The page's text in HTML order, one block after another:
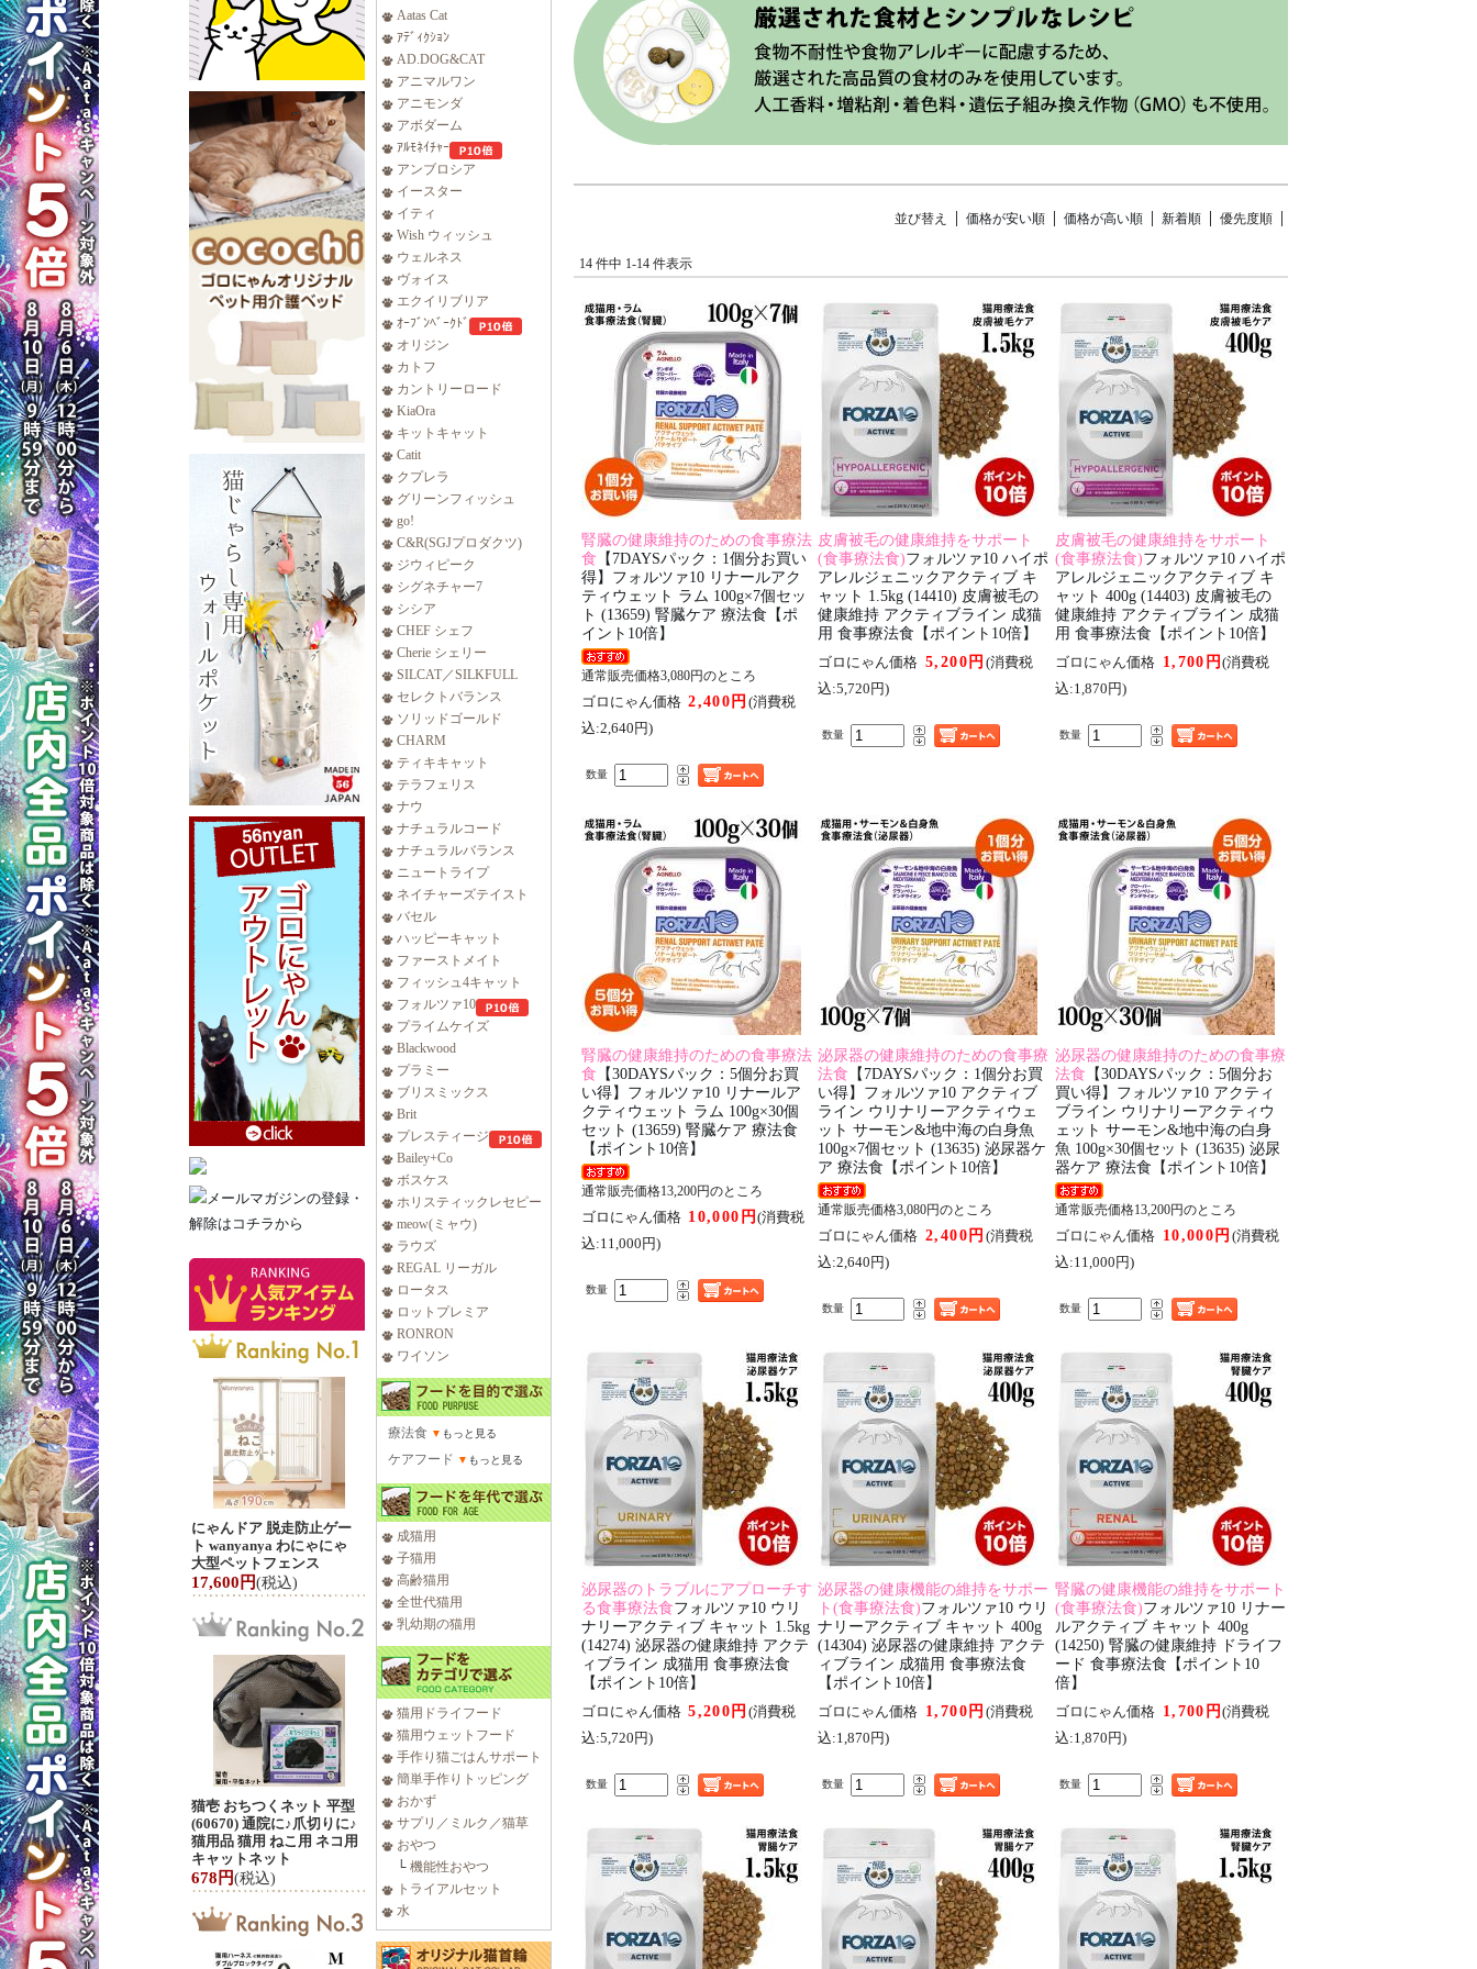
にゃんドア 脱走防止ゲー
ト wanyanya わにゃにゃ
大型ペットフェンス
17,600円(税込)
猫壱 おちつくネット 平型
(60670) 通院に♪爪切りに♪
猫用品 猫用 ねこ用 ネコ用
キャットネット
678円(税込)
Aatas Cat
ｱﾃﾞｨｸｼｮﾝ
AD.DOG&CAT
アニマルワン
アニモンダ
アボダーム
ｱﾙﾓﾈｲﾁｬｰ
アンブロシア
イースター
イティ
Wish ウィッシュ
ウェルネス
ヴォイス
エクイリブリア
ｵｰﾌﾞﾝﾍﾞｰｸﾄﾞ
オリジン
カトフ
カントリーロード
KiaOra
キットキャット
Catit
クプレラ
グリーンフィッシュ
go!
C&R(SGJプロダクツ)
ジウィピーク
シグネチャー7
シシア
CHEF シェフ
Cherie シェリー
SILCAT／SILKFULL
セレクトバランス
ソリッドゴールド
CHARM
ティキキャット
テラフェリス
ナウ
ナチュラルコード
ナチュラルバランス
ニュートライプ
ネイチャーズテイスト
バセル
ハッピーキャット
ファーストメイト
フィッシュ4キャット
フォルツァ10
プライムケイズ
Blackwood
プラミー
ブリスミックス
Brit
プレスティージ
Bailey+Co
ボスケス
ホリスティックレセピー
meow(ミャウ)
ラウズ
REGAL リーガル
ロータス
ロットプレミア
RONRON
ワイソン
療法食 ▼ もっと見る
ケアフード ▼ もっと見る
成猫用
子猫用
高齢猫用
全世代猫用
乳幼期の猫用
猫用ドライフード
猫用ウェットフード
手作り猫ごはんサポート
簡単手作りトッピング
おかず
サプリ／ミルク／猫草
おやつ
└ 機能性おやつ
トライアルセット
水
並び替え 価格が安い順 価格が高い順 新着順 優先度順
14 件中 1-14 件表示
腎臓の健康維持のための食事療法
食 【7DAYSパック：1個分お買い
得】フォルツァ10 リナールアク
ティウェット ラム 100g×7個セッ
ト (13659) 腎臓ケア 療法食【ポ
イント10倍】
通常販売価格3,080円のところ
ゴロにゃん価格 2,400円 (消費税
込:2,640円)
数量
皮膚被毛の健康維持をサポート
(食事療法食)フォルツァ10 ハイポ
アレルジェニックアクティブ キ
ャット 1.5kg (14410) 皮膚被毛の
健康維持 アクティブライン 成猫
用 食事療法食【ポイント10倍】
ゴロにゃん価格 5,200円 (消費税
込:5,720円)
数量
皮膚被毛の健康維持をサポート
(食事療法食)フォルツァ10 ハイポ
アレルジェニックアクティブ キ
ャット 400g (14403) 皮膚被毛の
健康維持 アクティブライン 成猫
用 食事療法食【ポイント10倍】
ゴロにゃん価格 1,700円(消費税
込:1,870円)
数量
腎臓の健康維持のための食事療法
食 【30DAYSパック：5個分お買
い得】フォルツァ10 リナールア
クティウェット ラム 100g×30個
セット (13659) 腎臓ケア 療法食
【ポイント10倍】
通常販売価格13,200円のところ
ゴロにゃん価格 10,000円(消費税
込:11,000円)
数量
泌尿器の健康維持のための食事療
法食 【7DAYSパック：1個分お買
い得】フォルツァ10 アクティブ
ライン ウリナリーアクティウェ
ット サーモン&地中海の白身魚
100g×7個セット (13635) 泌尿器ケ
ア 療法食【ポイント10倍】
通常販売価格3,080円のところ
ゴロにゃん価格 2,400円 (消費税
込:2,640円)
数量
泌尿器の健康維持のための食事療
法食 【30DAYSパック：5個分お
買い得】フォルツァ10 アクティ
ブライン ウリナリーアクティウ
ェット サーモン&地中海の白身
魚 100g×30個セット (13635) 泌尿
器ケア 療法食【ポイント10倍】
通常販売価格13,200円のところ
ゴロにゃん価格 10,000円 (消費税
込:11,000円)
数量
泌尿器のトラブルにアプローチす
る食事療法食フォルツァ10 ウリ
ナリーアクティブ キャット 1.5kg
(14274) 泌尿器の健康維持 アクテ
ィブライン 成猫用 食事療法食
【ポイント10倍】
ゴロにゃん価格 5,200円 (消費税
込:5,720円)
数量
泌尿器の健康機能の維持をサポー
ト(食事療法食)フォルツァ10 ウリ
ナリーアクティブ キャット 400g
(14304) 泌尿器の健康維持 アクテ
ィブライン 成猫用 食事療法食
【ポイント10倍】
ゴロにゃん価格 1,700円 (消費税
込:1,870円)
数量
腎臓の健康機能の維持をサポート
(食事療法食)フォルツァ10 リナー
ルアクティブ キャット 400g
(14250) 腎臓の健康維持 ドライフ
ード 食事療法食【ポイント10
倍】
ゴロにゃん価格 1,700円(消費税
込:1,870円)
数量